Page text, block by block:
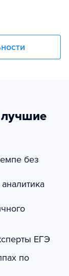
лучшие
без
ЕГЭ
по